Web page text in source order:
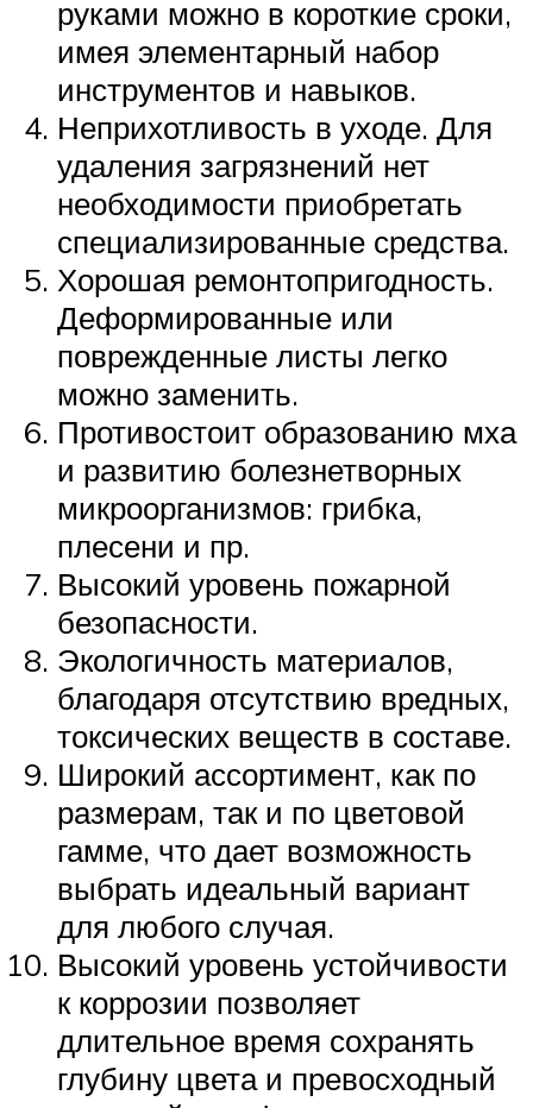
руками можно в короткие сроки,
имея элементарный набор
инструментов и навыков.
Неприхотливость в уходе. Для
удаления загрязнений нет
необходимости приобретать
специализированные средства.
Хорошая ремонтопригодность.
Деформированные или
поврежденные листы легко
можно заменить.
Противостоит образованию мха
и развитию болезнетворных
микроорганизмов: грибка,
плесени и пр.
Высокий уровень пожарной
безопасности.
Экологичность материалов,
благодаря отсутствию вредных,
токсических веществ в составе.
Широкий ассортимент, как по
размерам, так и по цветовой
гамме, что дает возможность
выбрать идеальный вариант
для любого случая.
Высокий уровень устойчивости
к коррозии позволяет
длительное время сохранять
глубину цвета и превосходный